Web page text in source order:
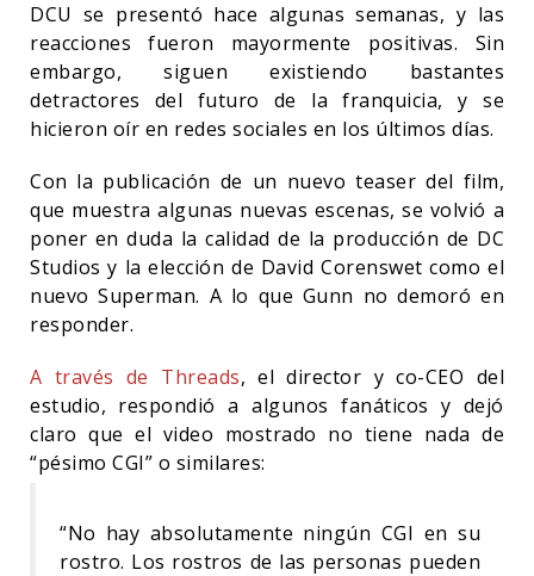
DCU se presentó hace algunas semanas, y las
reacciones fueron mayormente positivas. Sin
embargo, siguen existiendo bastantes
detractores del futuro de la franquicia, y se
hicieron oír en redes sociales en los últimos días.
Con la publicación de un nuevo teaser del film,
que muestra algunas nuevas escenas, se volvió a
poner en duda la calidad de la producción de DC
Studios y la elección de David Corenswet como el
nuevo Superman. A lo que Gunn no demoró en
responder.
A través de Threads, el director y co-CEO del
estudio, respondió a algunos fanáticos y dejó
claro que el video mostrado no tiene nada de
“pésimo CGI” o similares:
“No hay absolutamente ningún CGI en su
rostro. Los rostros de las personas pueden